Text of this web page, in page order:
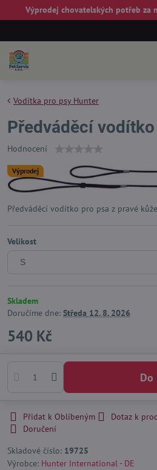
Výprodej chovatelských potřeb za
Výprodej
Vodítka pro psy Hunter
Předváděcí
Hodnocení
Předváděcí vodítko pro psa z pravé
Velikost
Skladem
Doručíme dne: Středa 12. 8. 2026
540 Kč
Přidat k Oblíbeným Dotaz k
Doručení
Skladové číslo: 19725
Výrobce: Hunter International - DE